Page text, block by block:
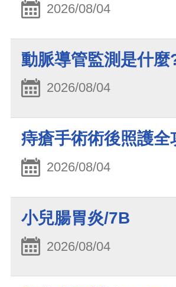
2026/08/04
動脈導管監測是什麼
2026/08/04
痔瘡手術術後照護全
2026/08/04
小兒腸胃炎/7B
2026/08/04